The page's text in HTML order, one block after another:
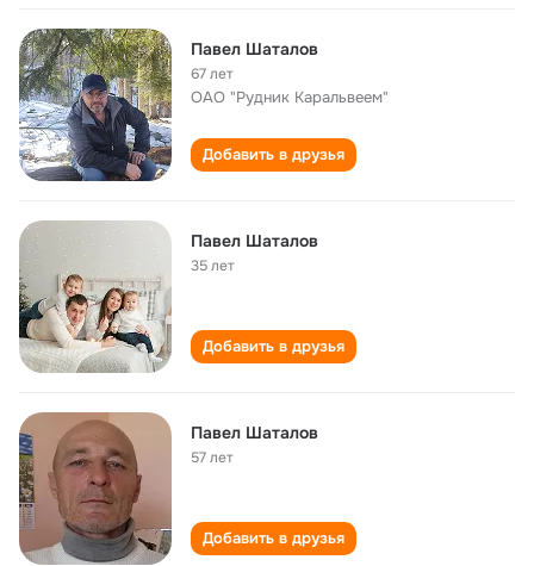
Павел Шаталов
67 лет
ОАО "Рудник Каральвеем"
Добавить в друзья
Павел Шаталов
35 лет
Добавить в друзья
Павел Шаталов
57 лет
Добавить в друзья